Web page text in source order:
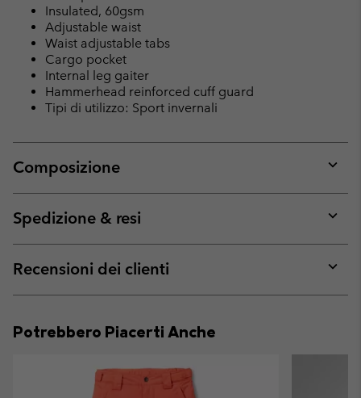
Insulated, 60gsm
Adjustable waist
Waist adjustable tabs
Cargo pocket
Internal leg gaiter
Hammerhead reinforced cuff guard
Tipi di utilizzo: Sport invernali
Composizione
or
Spedizione & resi
or
Recensioni dei clienti
or
Potrebbero Piacerti Anche